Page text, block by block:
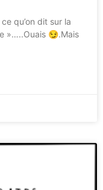
qu’on dit sur la
»…..Ouais 😏.Mais